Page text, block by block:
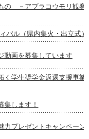
の －アブラコウモリ観察
バル（県内集火・出立式
動画を募集しています
く学生奨学金返還支援事業
集します！
力プレゼントキャンペーン